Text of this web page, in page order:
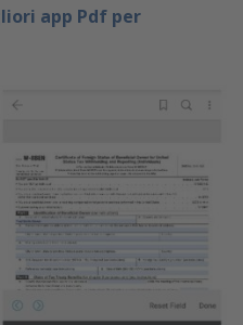
app Pdf per